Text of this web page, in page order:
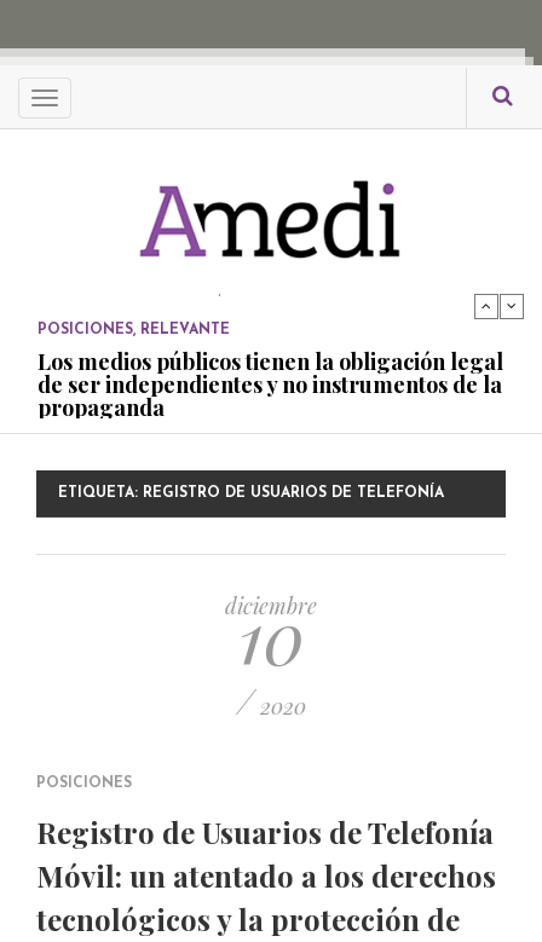
Menu
POSICIONES
Consejos ciudadanos e IFT deben garantizar
independencia editorial de medios públicos
Amedi condena atentado contra Ciro Gómez
POSICIONES, RELEVANTE
Los medios públicos tienen la obligación legal
de ser independientes y no instrumentos de la
propaganda
PUBLICADO EL 27 NOVIEMBRE, 2022
ETIQUETA: REGISTRO DE USUARIOS DE TELEFONÍA
diciembre
10
/ 2020
POSICIONES
Registro de Usuarios de Telefonía
Móvil: un atentado a los derechos
tecnológicos y la protección de